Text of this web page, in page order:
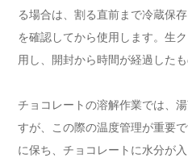
る場合は、割る直前まで冷蔵保
を確認してから使用します。生
用し、開封から時間が経過した
チョコレートの溶解作業では、
すが、この際の温度管理が重要で
に保ち、チョコレートに水分が